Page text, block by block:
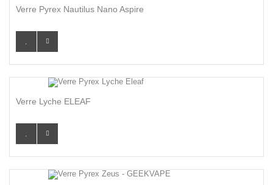
Verre Pyrex Nautilus Nano Aspire
Verre Lyche ELEAF